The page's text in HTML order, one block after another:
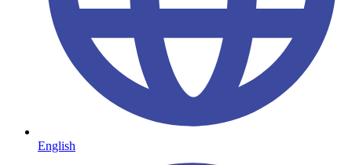
English